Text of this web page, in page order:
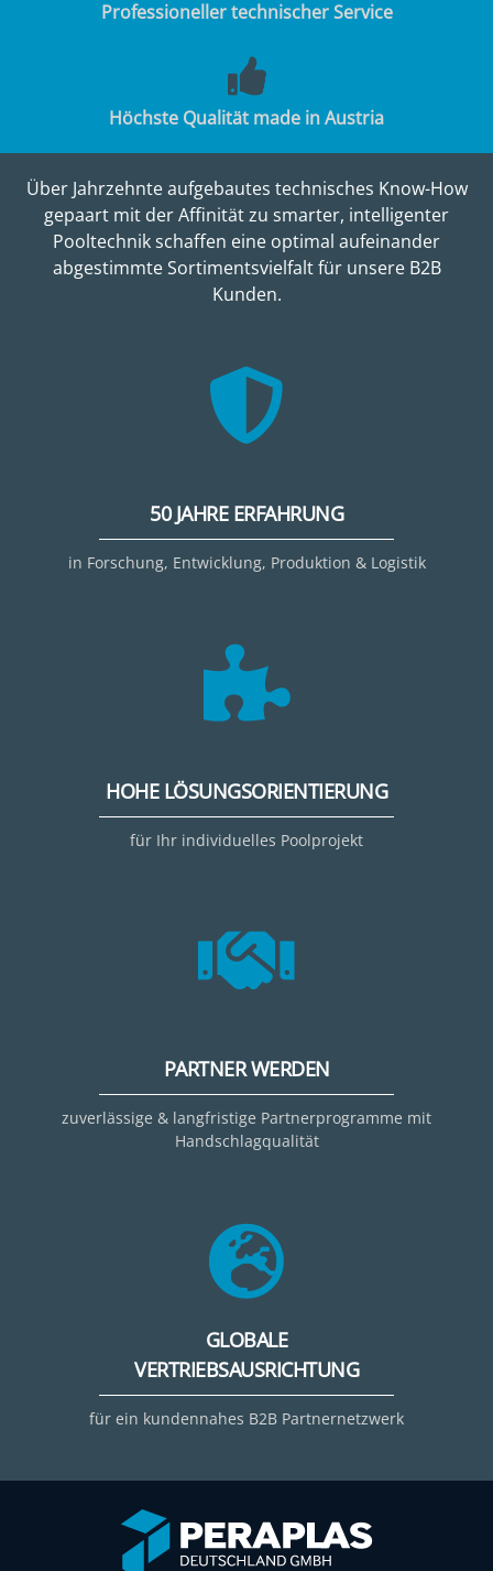
Professioneller technischer Service
Höchste Qualität made in Austria
Über Jahrzehnte aufgebautes technisches Know-How
gepaart mit der Affinität zu smarter, intelligenter
Pooltechnik schaffen eine optimal aufeinander
abgestimmte Sortimentsvielfalt für unsere B2B
Kunden.
50 JAHRE ERFAHRUNG
in Forschung, Entwicklung, Produktion & Logistik
HOHE LÖSUNGSORIENTIERUNG
für Ihr individuelles Poolprojekt
PARTNER WERDEN
zuverlässige & langfristige Partnerprogramme mit
Handschlagqualität
GLOBALE
VERTRIEBSAUSRICHTUNG
für ein kundennahes B2B Partnernetzwerk